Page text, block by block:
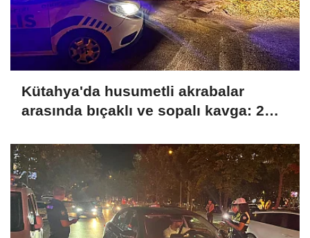
Kütahya'da husumetli akrabalar
arasında bıçaklı ve sopalı kavga: 2